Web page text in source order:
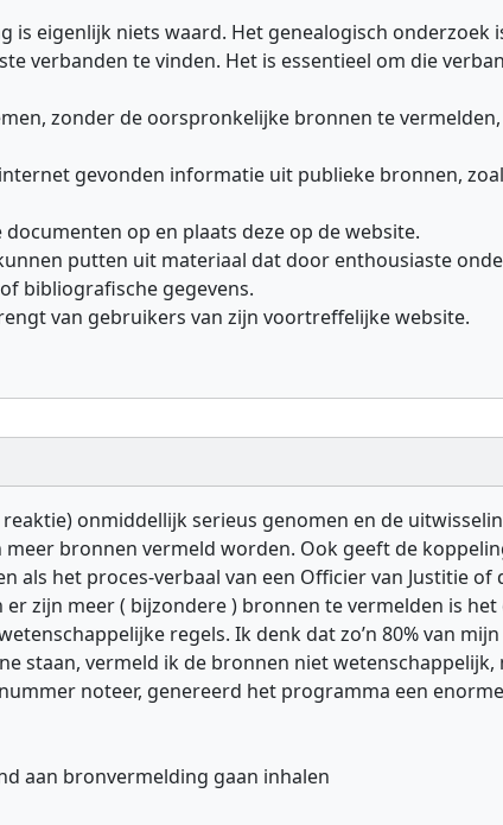
eigenlijk niets waard. Het genealogisch
verbanden te vinden. Het is essentieel om die
zonder de oorspronkelijke bronnen te
gevonden informatie uit publieke bronnen,
op en plaats deze op de website.
putten uit materiaal dat door enthousiaste
bibliografische gegevens.
van gebruikers van zijn voortreffelijke website.
onmiddellijk serieus genomen en de
bronnen vermeld worden. Ook geeft de
het proces-verbaal van een Officier van Justitie of
zijn meer ( bijzondere ) bronnen te vermelden is
regels. Ik denk dat zo’n 80% van
staan, vermeld ik de bronnen niet
noteer, genereerd het programma een
aan bronvermelding gaan inhalen